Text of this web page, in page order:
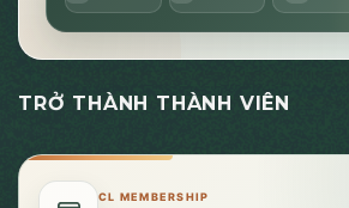
TRỞ THÀNH THÀNH VIÊN
CL MEMBERSHIP